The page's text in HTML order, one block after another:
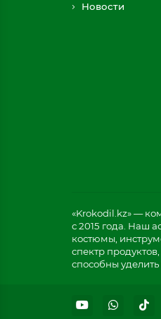
Новости
«Krokodil.kz» —
с 2015 года. Наш
костюмы,
спектр
способны